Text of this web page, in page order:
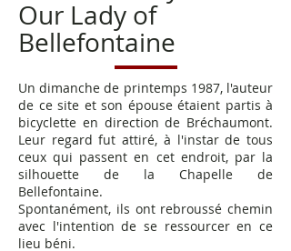
Our Lady of
Bellefontaine
Un dimanche de printemps 1987, l'auteur
de ce site et son épouse étaient partis à
bicyclette en direction de Bréchaumont.
Leur regard fut attiré, à l'instar de tous
ceux qui passent en cet endroit, par la
silhouette de la Chapelle de
Bellefontaine.
Spontanément, ils ont rebroussé chemin
avec l'intention de se ressourcer en ce
lieu béni.